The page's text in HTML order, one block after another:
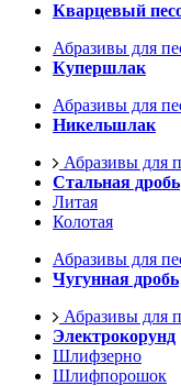
Кварцевый
Абразивы для
Купершлак
Абразивы для
Никельшлак
Абразивы для
Стальная дробь
Литая
Колотая
Абразивы для
Чугунная дробь
Абразивы для
Электрокорунд
Шлифзерно
Шлифпорошок